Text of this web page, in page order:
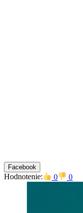
Facebook
Hodnotenie: 0 0